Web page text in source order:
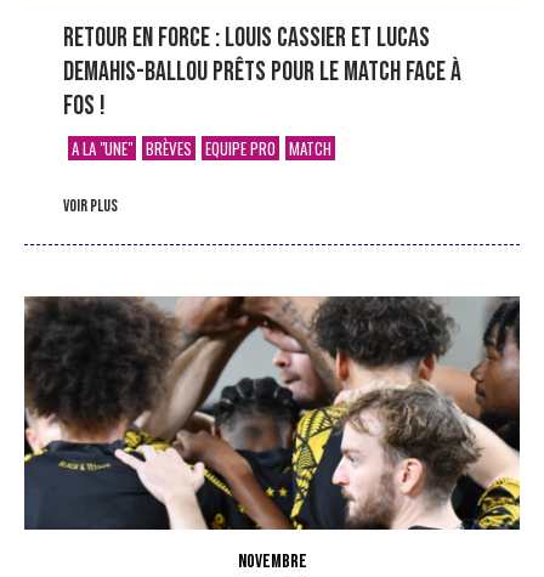
Retour en force : Louis Cassier et Lucas
Demahis-Ballou prêts pour le match face à
Fos !
A LA "UNE" BRÈVES EQUIPE PRO MATCH
voir plus
NOVEMBRE